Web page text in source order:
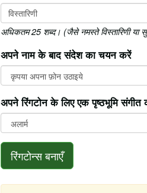
अधिकतम 25 शब्द। (जैसे नमस्ते विस्तारिणी या
अपने नाम के बाद संदेश का चयन करें
अपने रिंगटोन के लिए एक पृष्ठभूमि
रिंगटोन्स बनाएँ